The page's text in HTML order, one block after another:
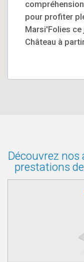
pour profiter
Marsi'Folies ce
Château à
Découvrez
prestations